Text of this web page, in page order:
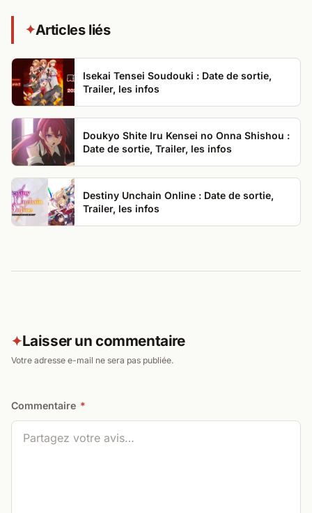
✦Articles liés
Isekai Tensei Soudouki : Date de sortie,
Trailer, les infos
Doukyo Shite Iru Kensei no Onna Shishou :
Date de sortie, Trailer, les infos
Destiny Unchain Online : Date de sortie,
Trailer, les infos
✦Laisser un commentaire
Votre adresse e-mail ne sera pas publiée.
Commentaire *